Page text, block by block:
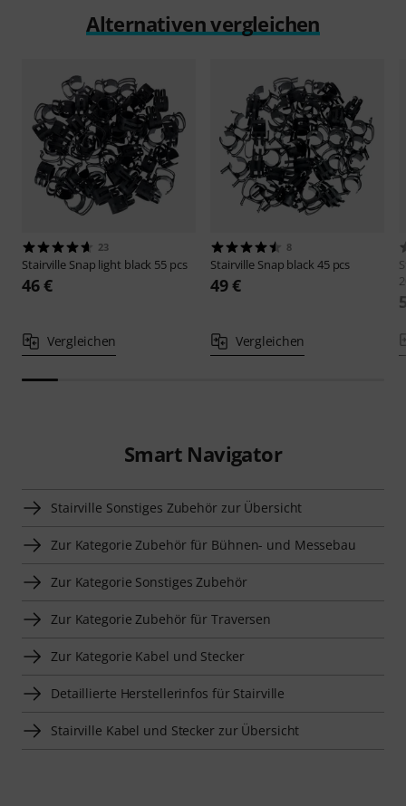
Alternativen vergleichen
23
Stairville Snap light black 55 pcs
46 €
Vergleichen
8
Stairville Snap black 45 pcs
49 €
Vergleichen
Smart Navigator
Stairville Sonstiges Zubehör zur Übersicht
Zur Kategorie Zubehör für Bühnen- und Messebau
Zur Kategorie Sonstiges Zubehör
Zur Kategorie Zubehör für Traversen
Zur Kategorie Kabel und Stecker
Detaillierte Herstellerinfos für Stairville
Stairville Kabel und Stecker zur Übersicht